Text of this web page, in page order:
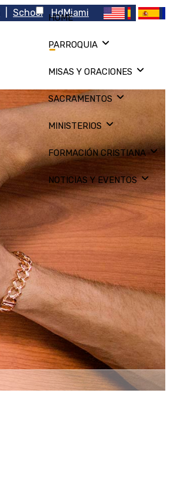
School HdMiami
HOME
PARROQUIA
MISAS Y ORACIONES
SACRAMENTOS
MINISTERIOS
FORMACIÓN CRISTIANA
NOTICIAS Y EVENTOS